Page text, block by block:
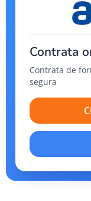
Contrata
Contrata de
segura